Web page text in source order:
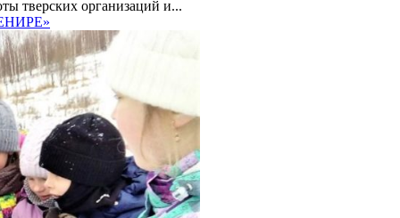
тверских организаций и...